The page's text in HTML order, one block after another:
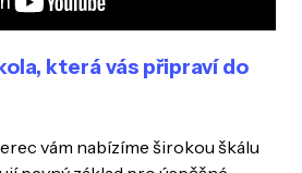
která vás připraví do
vám nabízíme širokou škálu